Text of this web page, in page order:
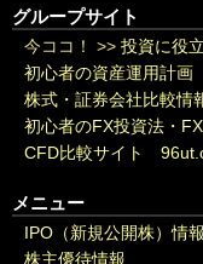
グループサイト
今ココ！ >> 投資に役
初心者の資産運用計画
株式・証券会社比較情
初心者のFX投資法・
CFD比較サイト
メニュー
IPO（新規公開株）情報
株主優待情報